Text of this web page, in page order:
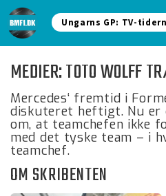
Ungarns GP: TV-
MEDIER: TOTO WOLFF
Mercedes‘ fremtid i
diskuteret heftigt. Nu er
om, at teamchefen ikke
med det tyske team – i
teamchef.
OM SKRIBENTEN